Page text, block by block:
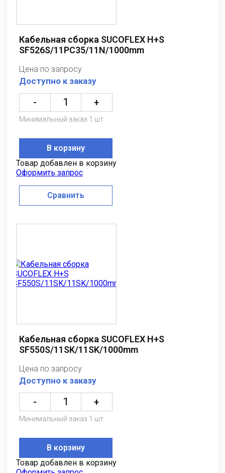
Кабельная сборка SUCOFLEX H+S
SF526S/11PC35/11N/1000mm
Цена по запросу
Доступно к заказу
- +
Минимальный заказ 1 шт.
В корзину
Товар добавлен в корзину
Оформить запрос
Сравнить
Кабельная сборка SUCOFLEX H+S
SF550S/11SK/11SK/1000mm
Цена по запросу
Доступно к заказу
- +
Минимальный заказ 1 шт.
В корзину
Товар добавлен в корзину